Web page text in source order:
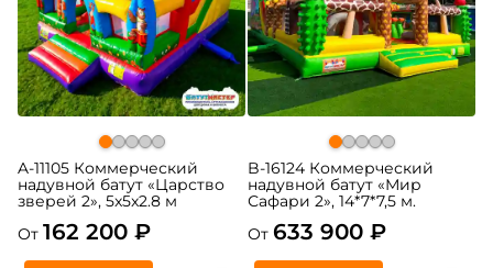
A-11105 Коммерческий
надувной батут «Царство
зверей 2», 5x5x2.8 м
От 162 200 ₽
B-16124 Коммерческий
надувной батут «Мир
Сафари 2», 14*7*7,5 м.
От 633 900 ₽